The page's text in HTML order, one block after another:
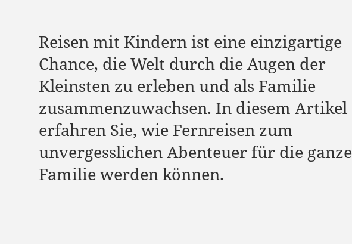
Reisen mit Kindern ist eine einzigartige
Chance, die Welt durch die Augen der
Kleinsten zu erleben und als Familie
zusammenzuwachsen. In diesem Artikel
erfahren Sie, wie Fernreisen zum
unvergesslichen Abenteuer für die ganze
Familie werden können.